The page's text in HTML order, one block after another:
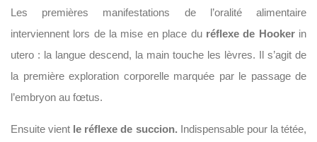
Les premières manifestations de l’oralité alimentaire
interviennent lors de la mise en place du réflexe de Hookerin
utero : la langue descend, la main touche les lèvres. Il s’agit de
la première exploration corporelle marquée par le passage de
l’embryon au fœtus.
Ensuite vient le réflexe de succion. Indispensable pour la tétée,